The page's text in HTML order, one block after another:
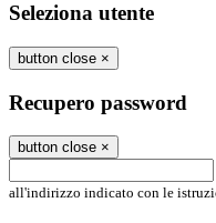
Seleziona utente
button close ×
Recupero password
button close ×
all'indirizzo indicato con le